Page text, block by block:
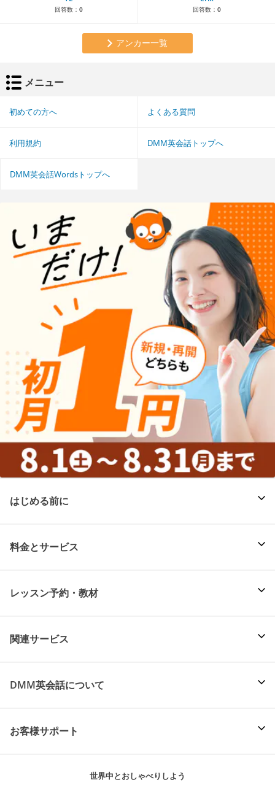
回答数： 0 回答数： 0
アンカー一覧
メニュー
初めての方へ よくある質問
利用規約 DMM英会話トップへ
DMM英会話Wordsトップへ
はじめる前に
料金とサービス
レッスン予約・教材
関連サービス
DMM英会話について
お客様サポート
世界中とおしゃべりしよう